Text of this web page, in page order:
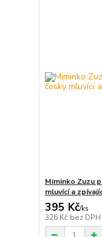
Miminko Zuzu
mluvící a
395 Kč/ks
326 Kč bez DPH